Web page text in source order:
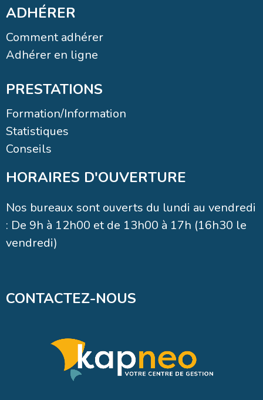
Comment adhérer
PRESTATIONS
Formation/Information
Conseils
HORAIRES D'OUVERTURE
Nos bureaux sont ouverts du lundi au vendredi
vendredi)